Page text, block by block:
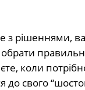
з рішеннями,
обрати
коли
до свого